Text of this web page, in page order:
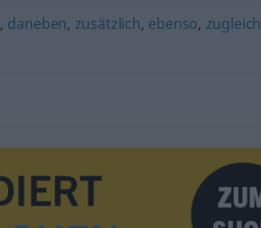
, daneben, zusätzlich, ebenso, zugleich